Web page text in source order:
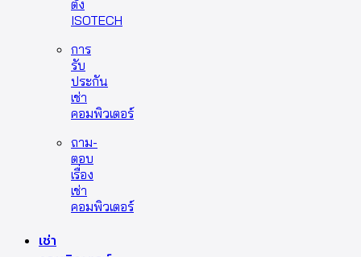
ตั้ง
ISOTECH
การ
รับ
ประกัน
เช่า
คอมพิวเตอร์
ถาม-
ตอบ
เรื่อง
เช่า
คอมพิวเตอร์
เช่า